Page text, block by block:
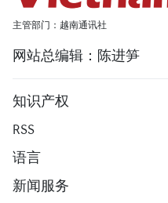
主管部门：越南通讯社
网站总编辑：陈进笋
知识产权
RSS
语言
新闻服务